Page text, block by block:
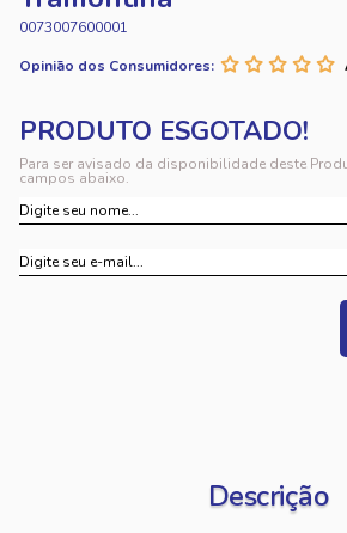
0073007600001
Opinião dos Consumidores:
Para ser avisado da disponibilidade deste
campos abaixo.
Descrição